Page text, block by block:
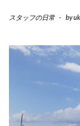
スタッフの日常 - by